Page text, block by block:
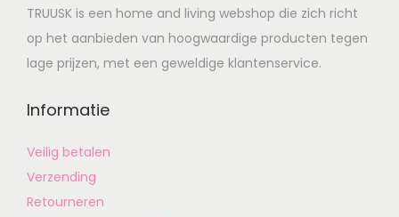
TRUUSK is een home and living webshop die zich richt
op het aanbieden van hoogwaardige producten tegen
lage prijzen, met een geweldige klantenservice.
Informatie
Veilig betalen
Verzending
Retourneren